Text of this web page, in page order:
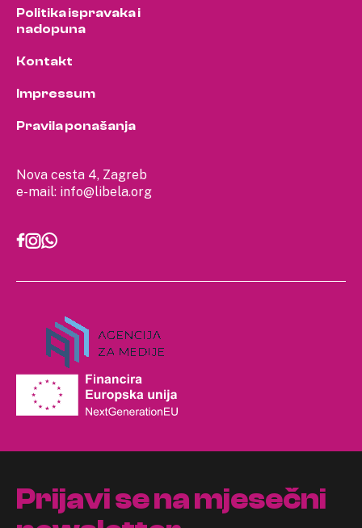
Nova cesta 4, Zagreb
e-mail: info@libela.org
Politika ispravaka i
nadopuna
Kontakt
Impressum
Pravila ponašanja
Prijavi se na mjesečni